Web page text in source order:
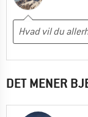
DET MENER